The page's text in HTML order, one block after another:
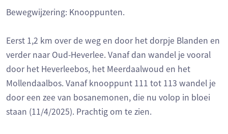
Bewegwijzering: Knooppunten.
Eerst 1,2 km over de weg en door het dorpje Blanden en
verder naar Oud-Heverlee. Vanaf dan wandel je vooral
door het Heverleebos, het Meerdaalwoud en het
Mollendaalbos. Vanaf knooppunt 111 tot 113 wandel je
door een zee van bosanemonen, die nu volop in bloei
staan (11/4/2025). Prachtig om te zien.